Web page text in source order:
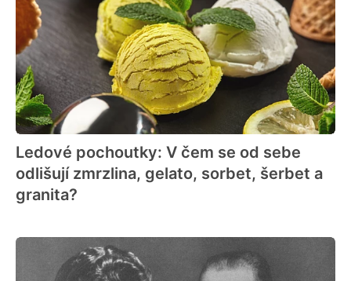
Ledové pochoutky: V čem se od sebe
odlišují zmrzlina, gelato, sorbet, šerbet a
granita?